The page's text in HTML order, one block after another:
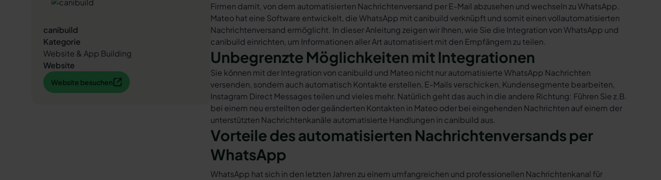
canibuild
Kategorie
Website & App Building
Website
Website besuchen
Website besuchen
Firmen damit, von dem automatisierten Nachrichtenversand per E-Mail abzusehen und wechseln zu WhatsApp.
Mateo hat eine Software entwickelt, die WhatsApp mit canibuild verknüpft und somit einen vollautomatisierten
Nachrichtenversand ermöglicht. In dieser Anleitung zeigen wir Ihnen, wie Sie die Integration von WhatsApp und
canibuild einrichten, um Informationen aller Art automatisiert mit den Empfängern zu teilen.
Unbegrenzte Möglichkeiten mit Integrationen
Sie können mit der Integration von canibuild und Mateo nicht nur automatisierte WhatsApp Nachrichten
versenden, sondern auch automatisch Kontakte erstellen, E-Mails verschicken, Kundensegmente bearbeiten,
Instagram Direct Messages teilen und vieles mehr. Natürlich geht das auch in die andere Richtung: Führen Sie z.B.
bei einem neu erstellten oder geänderten Kontakten in Mateo oder bei eingehenden Nachrichten auf einem der
unterstützten Nachrichtenkanäle automatisierte Handlungen in canibuild aus.
Vorteile des automatisierten Nachrichtenversands per
WhatsApp
WhatsApp hat sich in den letzten Jahren zu einem umfangreichen und professionellen Nachrichtenkanal für